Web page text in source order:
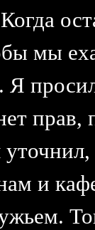
мы
Я
и